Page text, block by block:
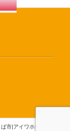
市|アイワホーム株式会社